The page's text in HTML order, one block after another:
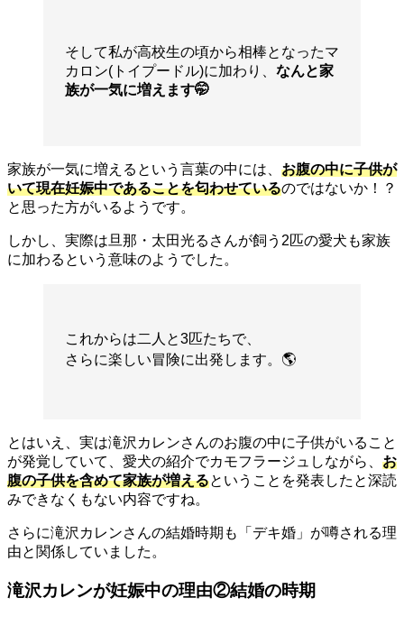
そして私が高校生の頃から相棒となったマ
カロン(トイプードル)に加わり、 なんと家
族が一気に増えます🤭
家族が一気に増えるという言葉の中には、 お腹の中に子供が
いて現在妊娠中であることを匂わせているのではないか！？
と思った方がいるようです。
しかし、実際は旦那・太田光るさんが飼う2匹の愛犬も家族
に加わるという意味のようでした。
これからは二人と3匹たちで、
さらに楽しい冒険に出発します。🌎
とはいえ、実は滝沢カレンさんのお腹の中に子供がいること
が発覚していて、愛犬の紹介でカモフラージュしながら、 お
腹の子供を含めて家族が増えるということを発表したと深読
みできなくもない内容ですね。
さらに滝沢カレンさんの結婚時期も「デキ婚」が噂される理
由と関係していました。
滝沢カレンが妊娠中の理由②結婚の時期